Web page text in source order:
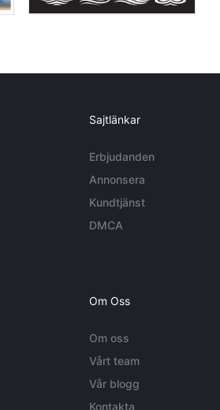
Sajtlänkar
Erbjudanden
Annonsera
Kundtjänst
DMCA
Om Oss
Om oss
Vårt team
Vår blogg
Kontakta